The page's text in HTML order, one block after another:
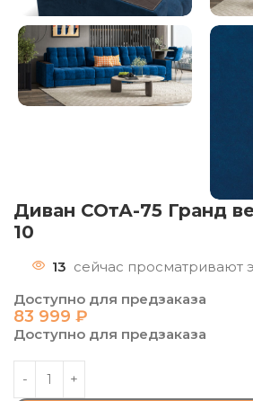
Диван СОтА-75 Гранд
10
13 сейчас просматривают
Доступно для предзаказа
83 999 ₽
Доступно для предзаказа